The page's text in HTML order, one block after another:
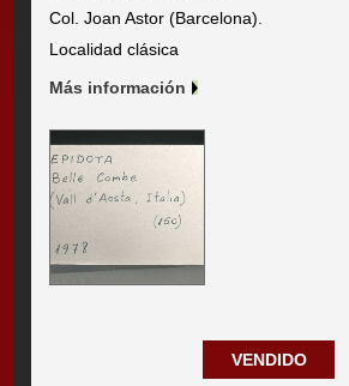
Col. Joan Astor (Barcelona).
Localidad clásica
Más información
VENDIDO